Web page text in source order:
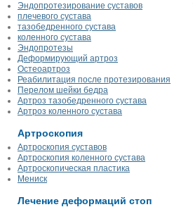
Эндопротезирование суставов
плечевого сустава
тазобедренного сустава
коленного сустава
Эндопротезы
Деформирующий артроз
Остеоартроз
Реабилитация после протезирования
Перелом шейки бедра
Артроз тазобедренного сустава
Артроз коленного сустава
Артроскопия
Артроскопия суставов
Артроскопия коленного сустава
Артроскопическая пластика
Мениск
Лечение деформаций стоп